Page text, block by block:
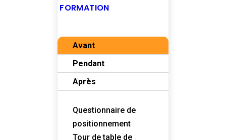
FORMATION
Avant
Pendant
Après
Questionnaire de
positionnement
Tour de table de